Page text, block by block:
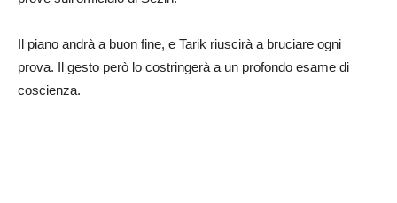
Il piano andrà a buon fine, e Tarik riuscirà a bruciare ogni
prova. Il gesto però lo costringerà a un profondo esame di
coscienza.